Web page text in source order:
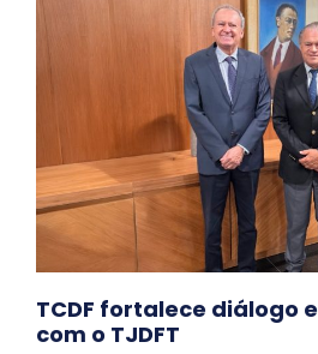
TCDF fortalece diálogo
com o TJDFT